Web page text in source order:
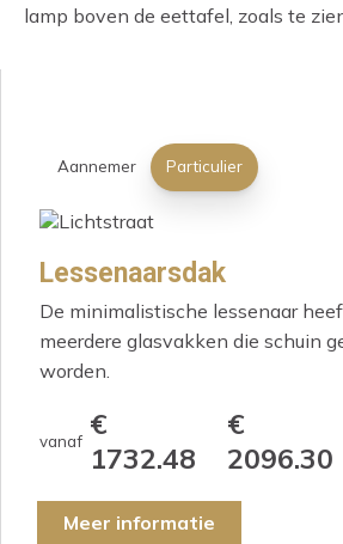
lamp boven de eettafel, zoals te
Aannemer Particulier
Lessenaarsdak
De minimalistische lessenaar
meerdere glasvakken die schuin
worden.
vanaf €
1732.48
€
2096.30
Meer informatie